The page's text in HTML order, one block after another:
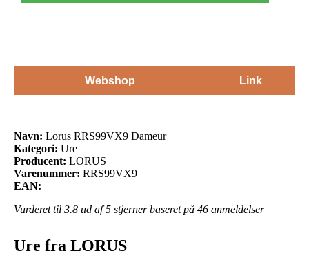
Webshop Link
Navn: Lorus RRS99VX9 Dameur
Kategori: Ure
Producent: LORUS
Varenummer: RRS99VX9
EAN:
Vurderet til 3.8 ud af 5 stjerner baseret på 46 anmeldelser
Ure fra LORUS